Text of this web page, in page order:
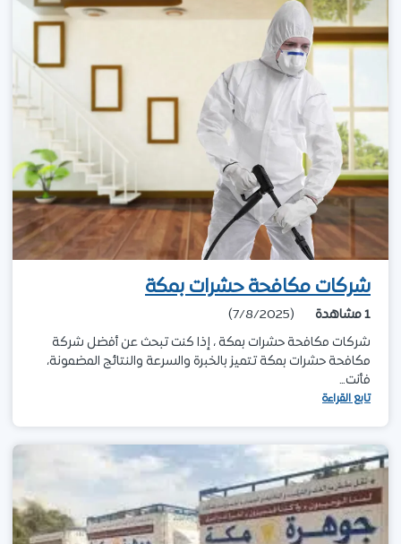
شركات مكافحة حشرات بمكة
1مشاهدة
(7/8/2025)
شركات مكافحة حشرات بمكة ، إذا كنت تبحث عن أفضل شركة
مكافحة حشرات بمكة تتميز بالخبرة والسرعة والنتائج المضمونة،
فأنت…
تابع القراءة